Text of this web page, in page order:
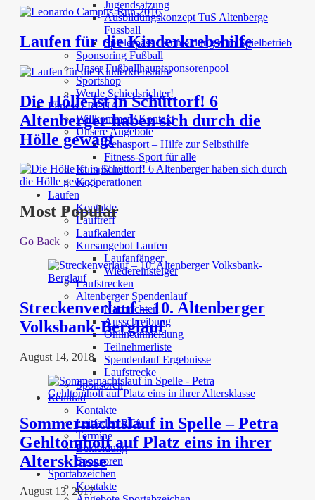
Jugendsatzung
Ausbildungskonzept TuS Altenberge
Fussball
Spielerpass / Anmeldung zum Spielbetrieb
Sponsoring Fußball
Unser Fußballhauptsponsorenpool
Sportshop
Werde Schiedsrichter!
Fitness / REHA
Willkommen/ Kontakt
Unsere Angebote
Rehasport – Hilfe zur Selbsthilfe
Fitness-Sport für alle
Kurspläne
Kooperationen
Laufen
Kontakte
Lauftreff
Laufkalender
Kursangebot Laufen
Laufanfänger
Wiedereinsteiger
Laufstrecken
Altenberger Spendenlauf
Nachrichten
Ausschreibung
Onlineanmeldung
Teilnehmerliste
Spendenlauf Ergebnisse
Laufstrecke
Sponsoren
Rennrad
Kontakte
Leitfaden RTA
Termine
Bekleidung
Sponsoren
Sportabzeichen
Kontakte
Laufen für die Kinderkrebshilfe
Die Hölle ist in Schüttorf! 6
Altenberger haben sich durch die
Hölle gewagt
Most Popular
Go Back
Streckenverlauf – 10. Altenberger
Volksbank-Berglauf
August 14, 2018
Sommernachtslauf in Spelle – Petra
Gehltomholt auf Platz eins in ihrer
Altersklasse
August 13, 2017